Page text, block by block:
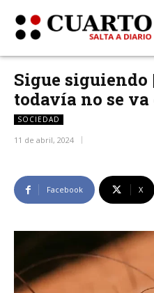
Sigue siguiendo
todavía no se va
SOCIEDAD
11 de abril, 2024
Facebook X